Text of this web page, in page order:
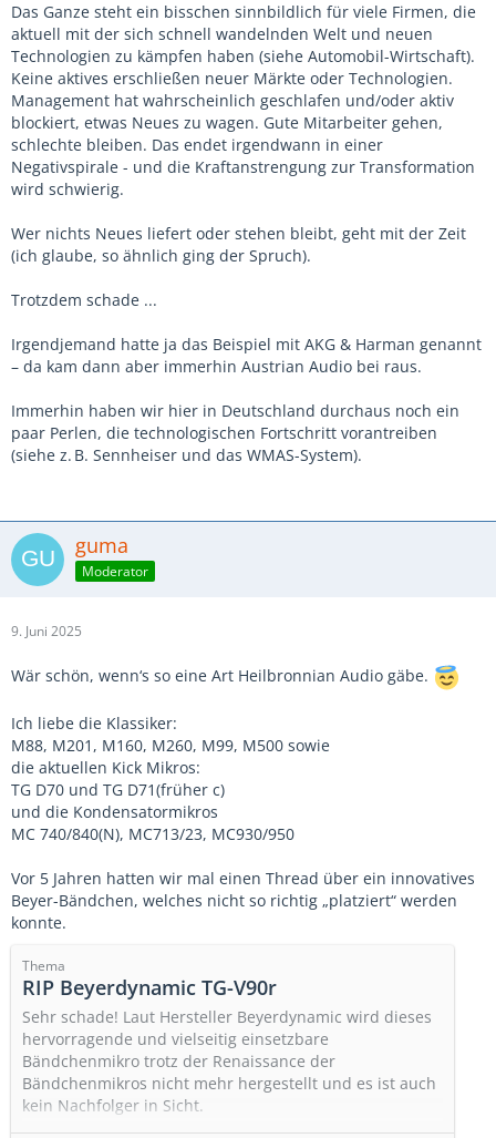
Das Ganze steht ein bisschen sinnbildlich für viele Firmen, die
aktuell mit der sich schnell wandelnden Welt und neuen
Technologien zu kämpfen haben (siehe Automobil-Wirtschaft).
Keine aktives erschließen neuer Märkte oder Technologien.
Management hat wahrscheinlich geschlafen und/oder aktiv
blockiert, etwas Neues zu wagen. Gute Mitarbeiter gehen,
schlechte bleiben. Das endet irgendwann in einer
Negativspirale - und die Kraftanstrengung zur Transformation
wird schwierig.
Wer nichts Neues liefert oder stehen bleibt, geht mit der Zeit
(ich glaube, so ähnlich ging der Spruch).
Trotzdem schade ...
Irgendjemand hatte ja das Beispiel mit AKG & Harman genannt
– da kam dann aber immerhin Austrian Audio bei raus.
Immerhin haben wir hier in Deutschland durchaus noch ein
paar Perlen, die technologischen Fortschritt vorantreiben
(siehe z. B. Sennheiser und das WMAS-System).
guma
Moderator
9. Juni 2025
Wär schön, wenn‘s so eine Art Heilbronnian Audio gäbe.
Ich liebe die Klassiker:
M88, M201, M160, M260, M99, M500 sowie
die aktuellen Kick Mikros:
TG D70 und TG D71(früher c)
und die Kondensatormikros
MC 740/840(N), MC713/23, MC930/950
Vor 5 Jahren hatten wir mal einen Thread über ein innovatives
Beyer-Bändchen, welches nicht so richtig „platziert“ werden
konnte.
Thema
RIP Beyerdynamic TG-V90r
Sehr schade! Laut Hersteller Beyerdynamic wird dieses
hervorragende und vielseitig einsetzbare
Bändchenmikro trotz der Renaissance der
Bändchenmikros nicht mehr hergestellt und es ist auch
kein Nachfolger in Sicht.